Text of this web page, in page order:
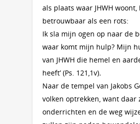
als plaats waar JHWH woont,
betrouwbaar als een rots:
Ik sla mijn ogen op naar de
waar komt mijn hulp? Mijn
van JHWH die hemel en
heeft’ (Ps. 121,1v).
Naar de tempel van Jakobs
volken optrekken, want daar
onderrichten en de weg